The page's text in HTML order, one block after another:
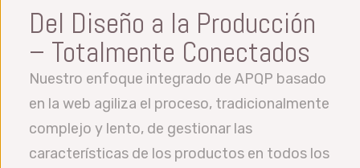
Del Diseño a la Producción
– Totalmente Conectados
Nuestro enfoque integrado de APQP basado
en la web agiliza el proceso, tradicionalmente
complejo y lento, de gestionar las
características de los productos en todos los